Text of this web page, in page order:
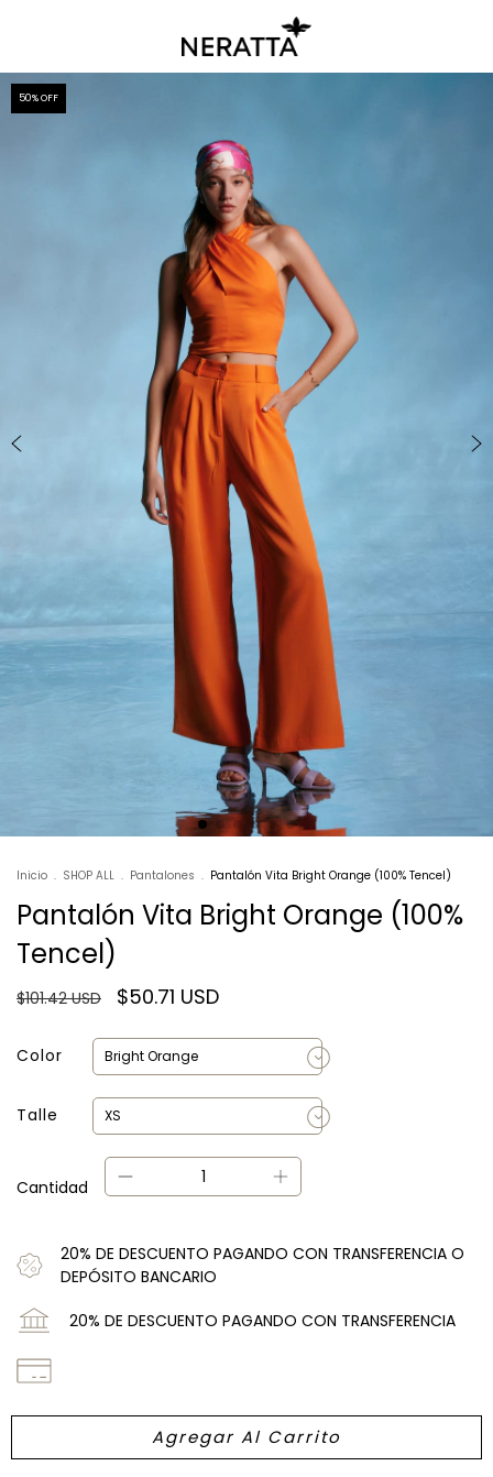
50% OFF
Inicio . SHOP ALL . Pantalones . Pantalón Vita Bright Orange (100% Tencel)
Pantalón Vita Bright Orange (100%
Tencel)
$101.42 USD $50.71 USD
Color
Talle
Cantidad
20% DE DESCUENTO PAGANDO CON TRANSFERENCIA O
DEPÓSITO BANCARIO
20% DE DESCUENTO PAGANDO CON TRANSFERENCIA